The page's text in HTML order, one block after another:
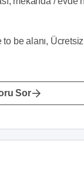
be alanı,
Sor